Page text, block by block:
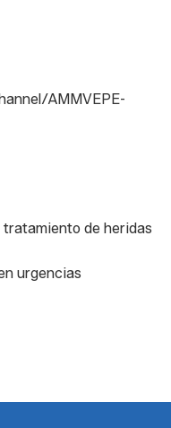
AMMVEPE-
de heridas
urgencias